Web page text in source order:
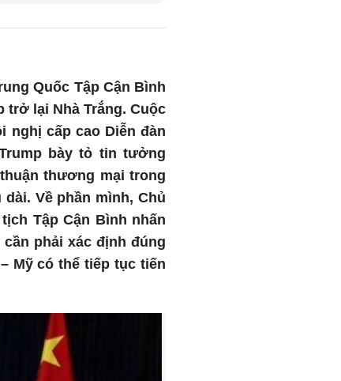
Quốc Tập Cận Bình
trở lại Nhà Trắng. Cuộc
nghị cấp cao Diễn đàn
bày tỏ tin tưởng
thương mại trong
Về phần mình, Chủ
Tập Cận Bình nhấn
phải xác định đúng
Mỹ có thể tiếp tục tiến